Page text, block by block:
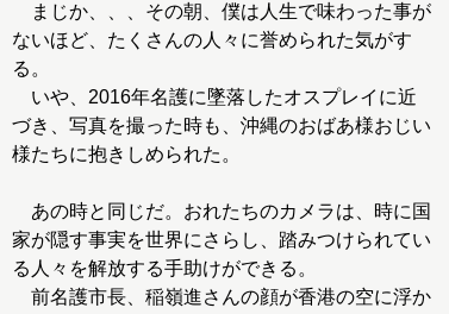
まじか、、、その朝、僕は人生で味わった事が
ないほど、たくさんの人々に誉められた気がす
る。
いや、2016年名護に墜落したオスプレイに近
づき、写真を撮った時も、沖縄のおばあ様おじい
様たちに抱きしめられた。
あの時と同じだ。おれたちのカメラは、時に国
家が隠す事実を世界にさらし、踏みつけられてい
る人々を解放する手助けができる。
前名護市長、稲嶺進さんの顔が香港の空に浮か